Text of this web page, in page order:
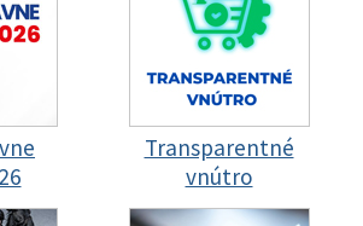
Transparentné
vnútro